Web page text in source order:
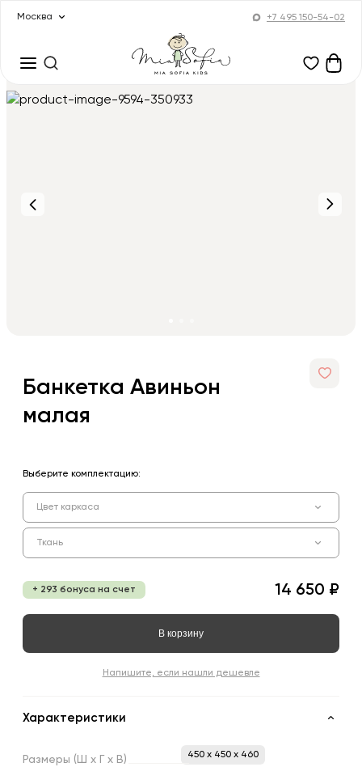
Москва +7 495 150-54-02
Банкетка Авиньон
малая
Выберите комплектацию:
Цвет каркаса
Ткань
+ 293 бонуса на счет 14 650 ₽
В корзину
Напишите, если нашли дешевле
Характеристики
Размеры (Ш х х В) 450 x 450 x 460